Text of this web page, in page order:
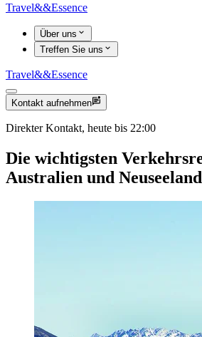
Travel&&Essence
Über uns
Treffen Sie uns
Travel&&Essence
Kontakt aufnehmen
Direkter Kontakt, heute bis 22:00
Die wichtigsten
Australien und Neuseeland